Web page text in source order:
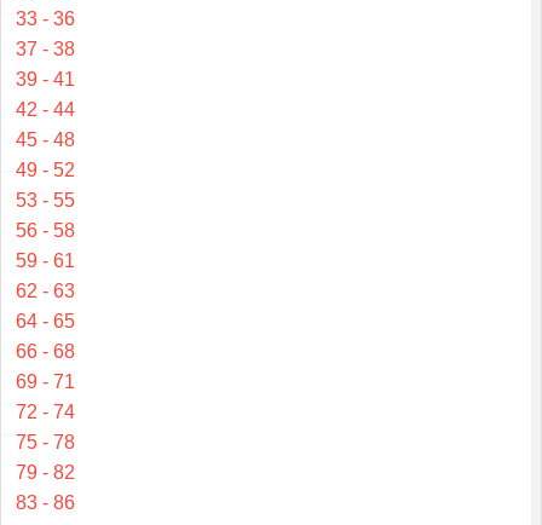
33 - 36
37 - 38
39 - 41
42 - 44
45 - 48
49 - 52
53 - 55
56 - 58
59 - 61
62 - 63
64 - 65
66 - 68
69 - 71
72 - 74
75 - 78
79 - 82
83 - 86